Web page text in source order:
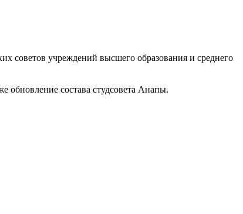
советов учреждений высшего образования и среднего
обновление состава студсовета Анапы.